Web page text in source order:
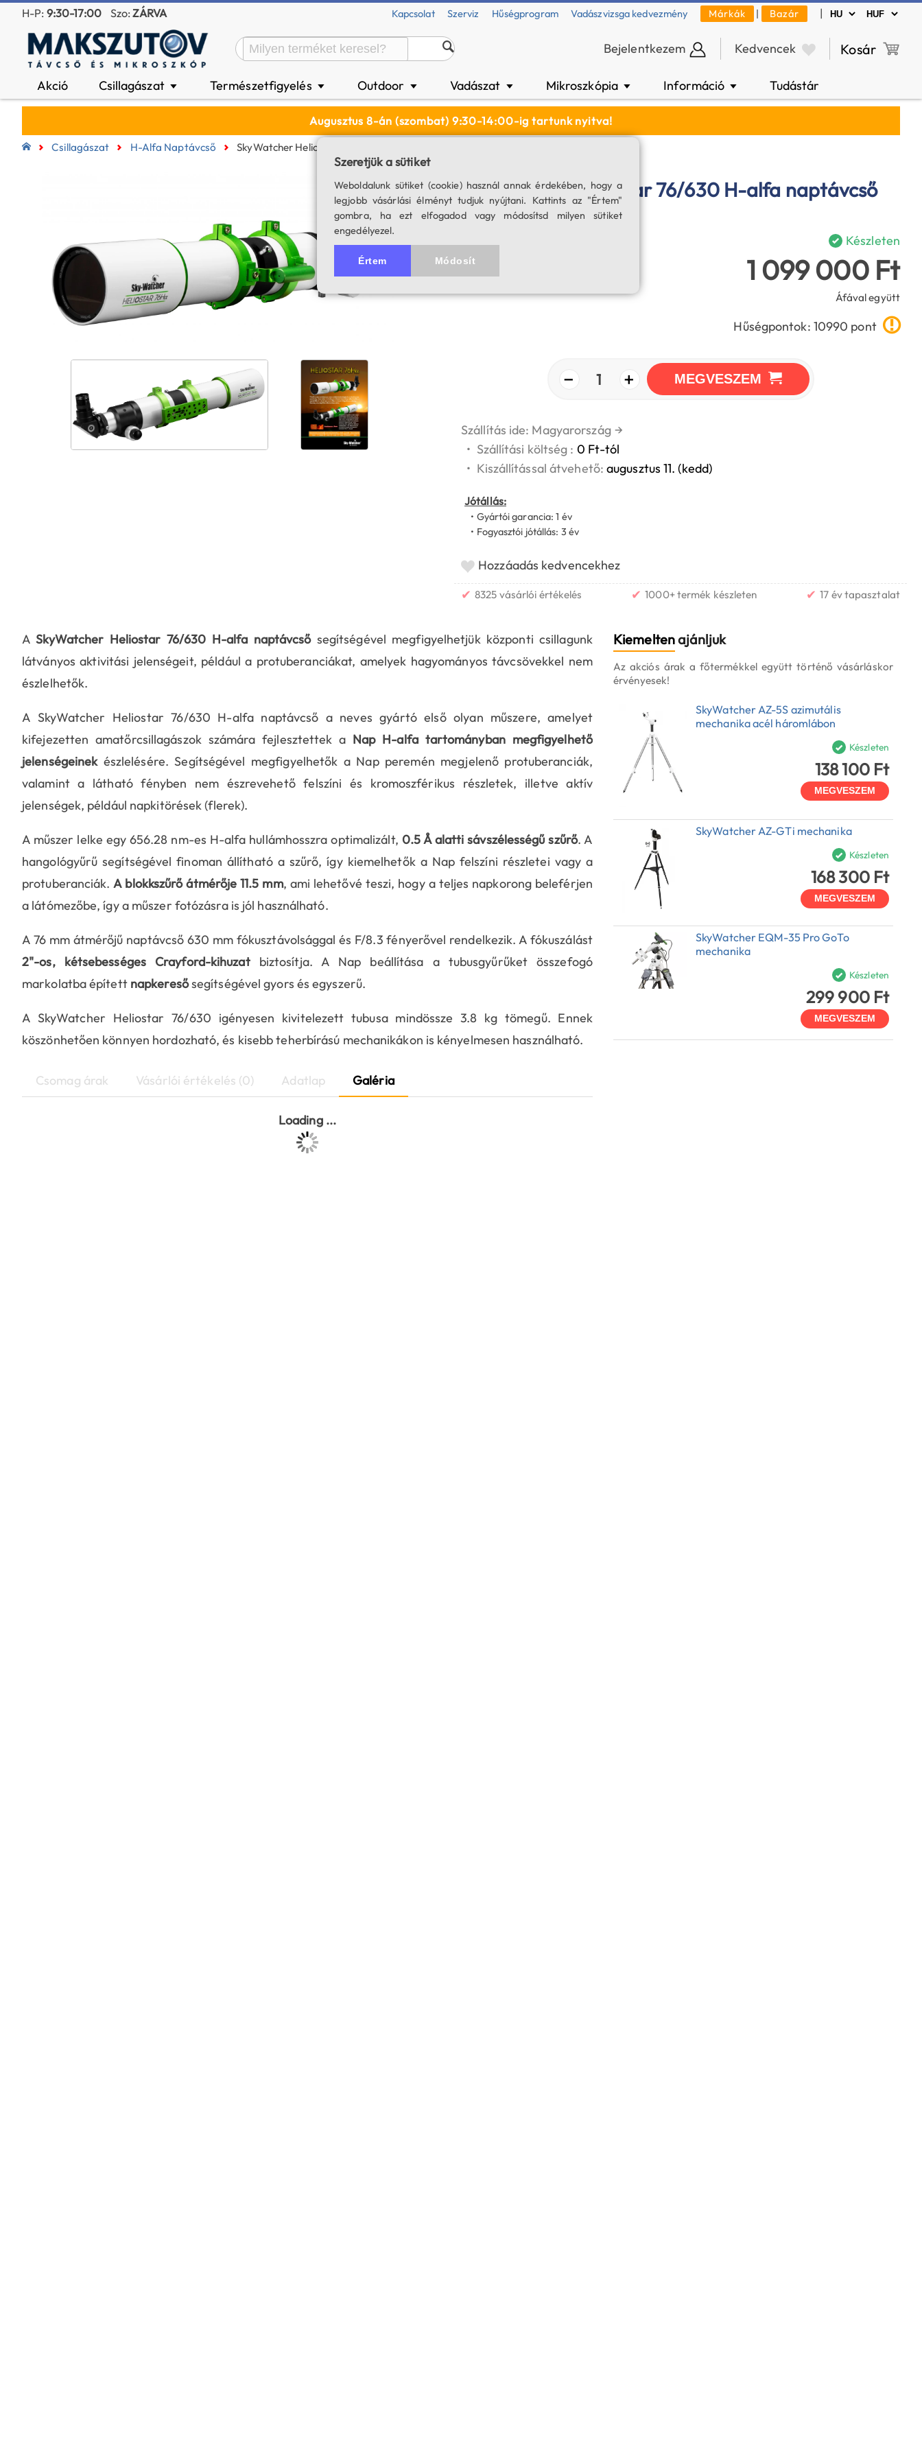
H-P: 9:30-17:00 Szo:ZÁRVA Kapcsolat Szerviz Hűségprogram Vadászvizsga kedvezmény Márkák | Bazár |
Bejelentkezem Kedvencek Kosár
Akció Csillagászat ▼ Természetfigyelés ▼ Outdoor ▼ Vadászat ▼ Mikroszkópia ▼ Információ ▼ Tudástár
Augusztus 8-án (szombat) 9:30-14:00-ig tartunk nyitva!
Csillagászat H-Alfa Naptávcső SkyWatcher Heliostar 76/630 H-Alfa Naptávcső
SkyWatcher Heliostar 76/630 H-alfa naptávcső
SKU: 04537
Készleten
1 099 000 Ft
Áfával együtt
Hűségpontok: 10990 pont
− 1 + MEGVESZEM
Szállítás ide: Magyarország →
• Szállítási költség : 0 Ft-tól
• Kiszállítással átvehető:augusztus 11. (kedd)
Jótállás:
• Gyártói garancia: 1 év
• Fogyasztói jótállás: 3 év
Hozzáadás kedvencekhez
✔ 8325 vásárlói értékelés ✔ 1000+ termék készleten ✔ 17 év tapasztalat
ASkyWatcher Heliostar 76/630 H-alfa naptávcsősegítségével megfigyelhetjük központi csillagunk
látványos aktivitási jelenségeit, például a protuberanciákat, amelyek hagyományos távcsövekkel nem
észlelhetők.
A SkyWatcher Heliostar 76/630 H-alfa naptávcső a neves gyártó első olyan műszere, amelyet
kifejezetten amatőrcsillagászok számára fejlesztettek a Nap H-alfa tartományban megfigyelhető
jelenségeinekészlelésére. Segítségével megfigyelhetők a Nap peremén megjelenő protuberanciák,
valamint a látható fényben nem észrevehető felszíni és kromoszférikus részletek, illetve aktív
jelenségek, például napkitörések (flerek).
A műszer lelke egy 656.28 nm-es H-alfa hullámhosszra optimalizált, 0.5 Å alatti sávszélességű szűrő. A
hangológyűrű segítségével finoman állítható a szűrő, így kiemelhetők a Nap felszíni részletei vagy a
protuberanciák.A blokkszűrő átmérője 11.5 mm, ami lehetővé teszi, hogy a teljes napkorong beleférjen
a látómezőbe, így a műszer fotózásra is jól használható.
A 76 mm átmérőjű naptávcső 630 mm fókusztávolsággal és F/8.3 fényerővel rendelkezik. A fókuszálást
2"-os, kétsebességes Crayford-kihuzatbiztosítja. A Nap beállítása a tubusgyűrűket összefogó
markolatba épített napkeresősegítségével gyors és egyszerű.
A SkyWatcher Heliostar 76/630 igényesen kivitelezett tubusa mindössze 3.8 kg tömegű. Ennek
köszönhetően könnyen hordozható, és kisebb teherbírású mechanikákon is kényelmesen használható.
Csomag árak Vásárlói értékelés (0) Adatlap Galéria
Loading ...
Kiemeltenajánljuk
Az akciós árak a főtermékkel együtt történő vásárláskor
érvényesek!
SkyWatcher AZ-5S azimutális
mechanika acél háromlábon
Készleten
138 100 Ft
MEGVESZEM
SkyWatcher AZ-GTi mechanika
Készleten
168 300 Ft
MEGVESZEM
SkyWatcher EQM-35 Pro GoTo
mechanika
Készleten
299 900 Ft
MEGVESZEM
Szeretjük a sütiket
Weboldalunk sütiket (cookie) használ annak érdekében, hogy a
legjobb vásárlási élményt tudjuk nyújtani. Kattints az "Értem"
gombra, ha ezt elfogadod vagy módosítsd milyen sütiket
engedélyezel.
Értem Módosít